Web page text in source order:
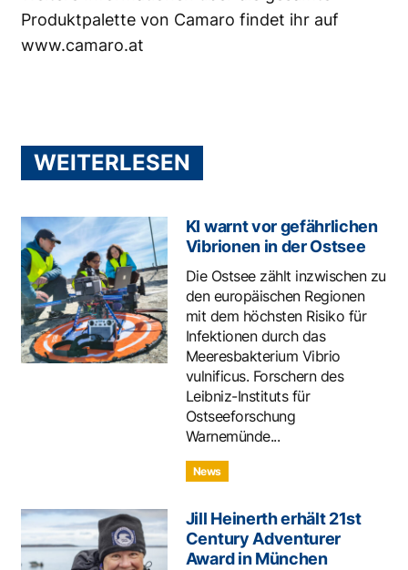
Produktpalette von Camaro findet ihr auf
www.camaro.at
WEITERLESEN
KI warnt vor gefährlichen
Vibrionen in der Ostsee
Die Ostsee zählt inzwischen zu
den europäischen Regionen
mit dem höchsten Risiko für
Infektionen durch das
Meeresbakterium Vibrio
vulnificus. Forschern des
Leibniz-Instituts für
Ostseeforschung
Warnemünde...
News
Jill Heinerth erhält 21st
Century Adventurer
Award in München